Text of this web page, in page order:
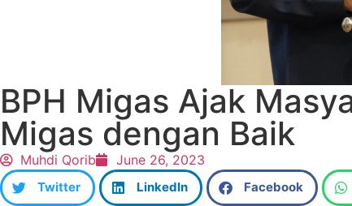
BPH Migas Ajak
Migas dengan Baik
Muhdi Qorib June 26, 2023
Twitter LinkedIn Facebook